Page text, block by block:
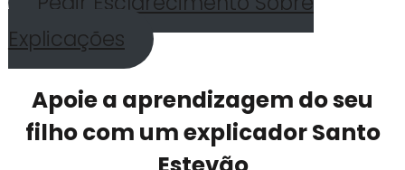
Explicações
Apoie a aprendizagem do seu
filho com um explicador Santo